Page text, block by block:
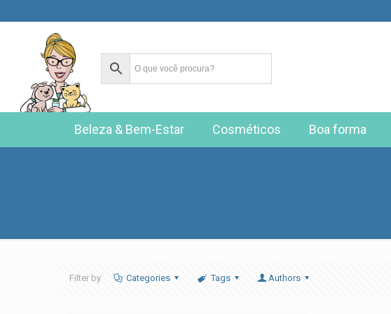
Beleza & Bem-Estar Cosméticos Boa forma
Filter by Categories Tags Authors